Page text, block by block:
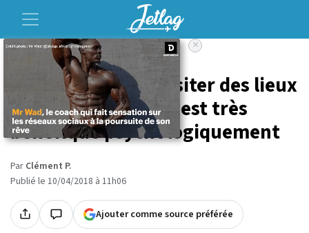
Voyage
Selon la science, visiter des lieux
jusque-là inconnus est très
bénéfique psychologiquement
Par Clément P.
Publié le 10/04/2018 à 11h06
Ajouter comme source préférée
×